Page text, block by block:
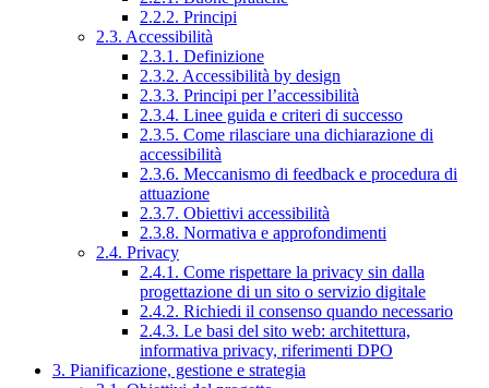
2.2.2. Principi
2.3. Accessibilità
2.3.1. Definizione
2.3.2. Accessibilità by design
2.3.3. Principi per l’accessibilità
2.3.4. Linee guida e criteri di successo
2.3.5. Come rilasciare una dichiarazione di
accessibilità
2.3.6. Meccanismo di feedback e procedura di
attuazione
2.3.7. Obiettivi accessibilità
2.3.8. Normativa e approfondimenti
2.4. Privacy
2.4.1. Come rispettare la privacy sin dalla
progettazione di un sito o servizio digitale
2.4.2. Richiedi il consenso quando necessario
2.4.3. Le basi del sito web: architettura,
informativa privacy, riferimenti DPO
3. Pianificazione, gestione e strategia